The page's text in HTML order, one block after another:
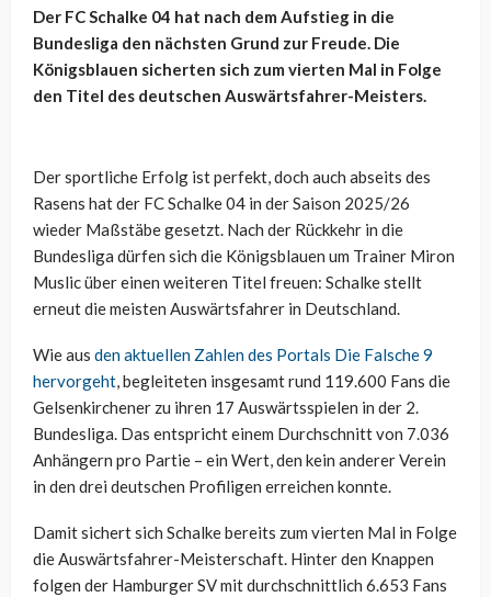
Der FC Schalke 04 hat nach dem Aufstieg in die
Bundesliga den nächsten Grund zur Freude. Die
Königsblauen sicherten sich zum vierten Mal in Folge
den Titel des deutschen Auswärtsfahrer-Meisters.
Der sportliche Erfolg ist perfekt, doch auch abseits des
Rasens hat der FC Schalke 04 in der Saison 2025/26
wieder Maßstäbe gesetzt. Nach der Rückkehr in die
Bundesliga dürfen sich die Königsblauen um Trainer Miron
Muslic über einen weiteren Titel freuen: Schalke stellt
erneut die meisten Auswärtsfahrer in Deutschland.
Wie aus den aktuellen Zahlen des Portals Die Falsche 9
hervorgeht, begleiteten insgesamt rund 119.600 Fans die
Gelsenkirchener zu ihren 17 Auswärtsspielen in der 2.
Bundesliga. Das entspricht einem Durchschnitt von 7.036
Anhängern pro Partie – ein Wert, den kein anderer Verein
in den drei deutschen Profiligen erreichen konnte.
Damit sichert sich Schalke bereits zum vierten Mal in Folge
die Auswärtsfahrer-Meisterschaft. Hinter den Knappen
folgen der Hamburger SV mit durchschnittlich 6.653 Fans